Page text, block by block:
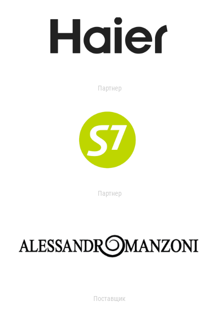
Партнер
Партнер
Поставщик